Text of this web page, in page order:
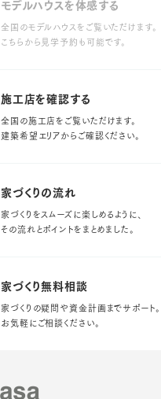
モデルハウスを体感する
全国のモデルハウスをご覧いただけます。
こちらから見学予約も可能です。
施工店を確認する
全国の施工店をご覧いただけます。
建築希望エリアからご確認ください。
家づくりの流れ
家づくりをスムーズに楽しめるように、
その流れとポイントをまとめました。
家づくり無料相談
家づくりの疑問や資金計画までサポート。
お気軽にご相談ください。